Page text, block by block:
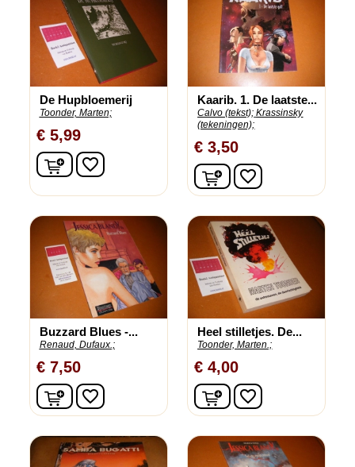
De Hupbloemerij
Toonder, Marten;
€ 5,99
In winkelwagen
favorite_border
Kaarib. 1. De laatste...
Calvo (tekst); Krassinsky
(tekeningen);
€ 3,50
In winkelwagen
favorite_border
Buzzard Blues -...
Renaud, Dufaux.;
€ 7,50
In winkelwagen
favorite_border
Heel stilletjes. De...
Toonder, Marten.;
€ 4,00
In winkelwagen
favorite_border